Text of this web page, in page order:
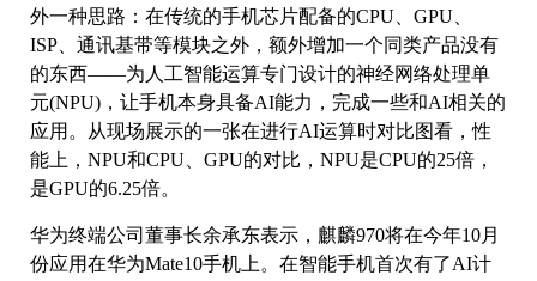
外一种思路：在传统的手机芯片配备的CPU、GPU、
ISP、通讯基带等模块之外，额外增加一个同类产品没有
的东西——为人工智能运算专门设计的神经网络处理单
元(NPU)，让手机本身具备AI能力，完成一些和AI相关的
应用。从现场展示的一张在进行AI运算时对比图看，性
能上，NPU和CPU、GPU的对比，NPU是CPU的25倍，
是GPU的6.25倍。
华为终端公司董事长余承东表示，麒麟970将在今年10月
份应用在华为Mate10手机上。在智能手机首次有了AI计